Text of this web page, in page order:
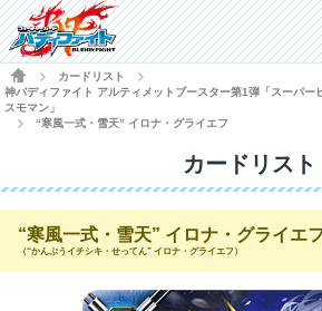
HOME
カードリスト
神バディファイト アルティメットブースター第1弾「スーパー
スモマン」
“寒風一式・雪天” イロナ・グライエフ
カードリスト
“寒風一式・雪天” イロナ・グライエ
（“かんぷうイチシキ・せってん” イロナ・グライエフ）